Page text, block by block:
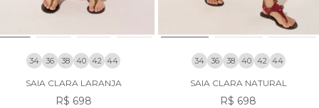
34 36 38 40 42 44
SAIA CLARA LARANJA
R$ 698
34 36 38 40 42 44
SAIA CLARA NATURAL
R$ 698